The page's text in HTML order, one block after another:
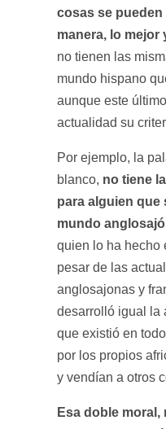
cosas se
manera, lo mejor
no tienen las
mundo hispano
aunque este
actualidad su
Por ejemplo, la
blanco, no tiene
para alguien que
mundo
quien lo ha hecho
pesar de las
anglosajonas y
desarrolló igual la
que existió en
por los propios
y vendían a otros
Esa doble